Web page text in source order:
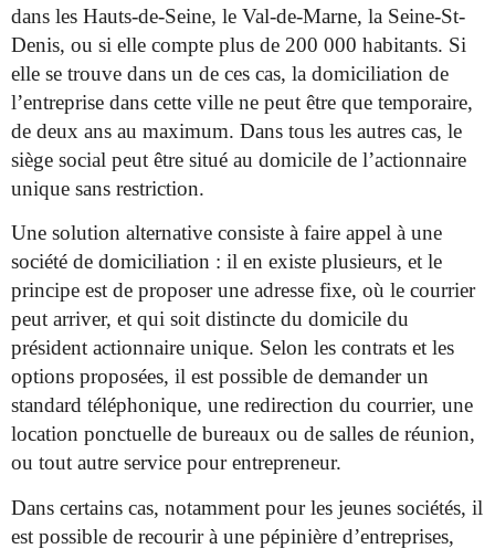
dans les Hauts-de-Seine, le Val-de-Marne, la Seine-St-
Denis, ou si elle compte plus de 200 000 habitants. Si
elle se trouve dans un de ces cas, la domiciliation de
l’entreprise dans cette ville ne peut être que temporaire,
de deux ans au maximum. Dans tous les autres cas, le
siège social peut être situé au domicile de l’actionnaire
unique sans restriction.
Une solution alternative consiste à faire appel à une
société de domiciliation : il en existe plusieurs, et le
principe est de proposer une adresse fixe, où le courrier
peut arriver, et qui soit distincte du domicile du
président actionnaire unique. Selon les contrats et les
options proposées, il est possible de demander un
standard téléphonique, une redirection du courrier, une
location ponctuelle de bureaux ou de salles de réunion,
ou tout autre service pour entrepreneur.
Dans certains cas, notamment pour les jeunes sociétés, il
est possible de recourir à une pépinière d’entreprises,